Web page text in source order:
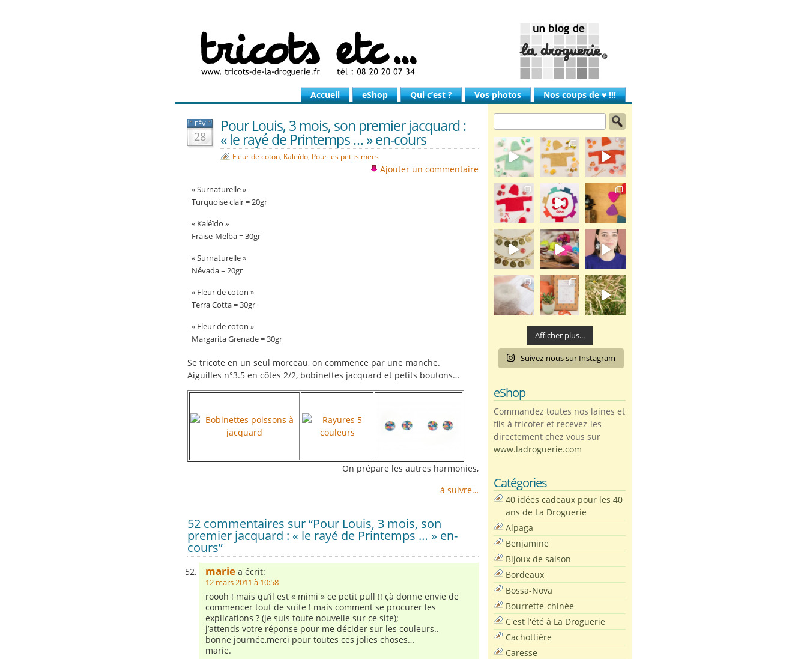
Accueil eShop Qui c’est ? Vos photos Nos coups de ♥ !!!
FÉV
28
Pour Louis, 3 mois, son premier jacquard :
« le rayé de Printemps … » en-cours
Fleur de coton, Kaleïdo, Pour les petits mecs
Ajouter un commentaire
« Surnaturelle »
Turquoise clair = 20gr
« Kaléïdo »
Fraise-Melba = 30gr
« Surnaturelle »
Névada = 20gr
« Fleur de coton »
Terra Cotta = 30gr
« Fleur de coton »
Margarita Grenade = 30gr
Se tricote en un seul morceau, on commence par une manche.
Aiguilles n°3.5 en côtes 2/2, bobinettes jacquard et petits boutons…
On prépare les autres harmonies,
à suivre…
52 commentaires sur “Pour Louis, 3 mois, son
premier jacquard : « le rayé de Printemps … » en-
cours”
marie a écrit:
12 mars 2011 à 10:58
roooh ! mais qu’il est « mimi » ce petit pull !! çà donne envie de
commencer tout de suite ! mais comment se procurer les
explications ? (je suis toute nouvelle sur ce site);
j’attends votre réponse pour me décider sur les couleurs..
bonne journée,merci pour toutes ces jolies choses…
marie.
Afficher plus...
Suivez-nous sur Instagram
eShop
Commandez toutes nos laines et
fils à tricoter et recevez-les
directement chez vous sur
www.ladroguerie.com
Catégories
40 idées cadeaux pour les 40
ans de La Droguerie
Alpaga
Benjamine
Bijoux de saison
Bordeaux
Bossa-Nova
Bourrette-chinée
C'est l'été à La Droguerie
Cachottière
Caresse